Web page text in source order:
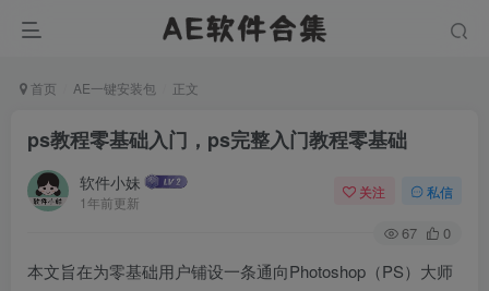
首页 AE一键安装包 正文
ps教程零基础入门，ps完整入门教程零基础
软件小妹
1年前更新
关注 私信
67 0
本文旨在为零基础用户铺设一条通向Photoshop（PS）大师